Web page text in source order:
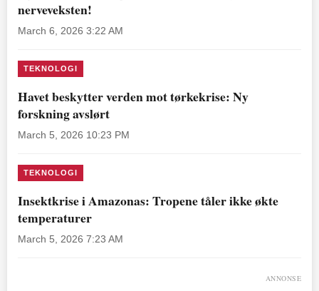
nerveveksten!
March 6, 2026 3:22 AM
TEKNOLOGI
Havet beskytter verden mot tørkekrise: Ny
forskning avslørt
March 5, 2026 10:23 PM
TEKNOLOGI
Insektkrise i Amazonas: Tropene tåler ikke økte
temperaturer
March 5, 2026 7:23 AM
ANNONSE